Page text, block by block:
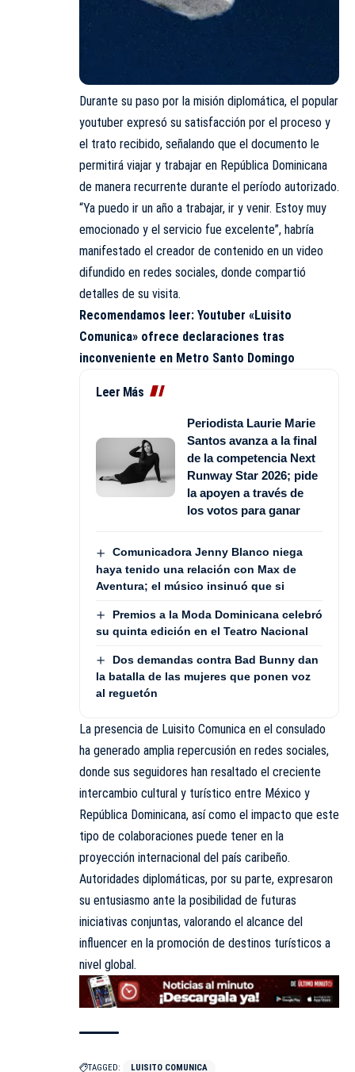
Durante su paso por la misión diplomática, el popular
youtuber expresó su satisfacción por el proceso y
el trato recibido, señalando que el documento le
permitirá viajar y trabajar en República Dominicana
de manera recurrente durante el período autorizado.
“Ya puedo ir un año a trabajar, ir y venir. Estoy muy
emocionado y el servicio fue excelente”, habría
manifestado el creador de contenido en un video
difundido en redes sociales, donde compartió
detalles de su visita.
Recomendamos leer: Youtuber «Luisito
Comunica» ofrece declaraciones tras
inconveniente en Metro Santo Domingo
Leer Más
Periodista Laurie Marie
Santos avanza a la final
de la competencia Next
Runway Star 2026; pide
la apoyen a través de
los votos para ganar
Comunicadora Jenny Blanco niega
haya tenido una relación con Max de
Aventura; el músico insinuó que si
Premios a la Moda Dominicana celebró
su quinta edición en el Teatro Nacional
Dos demandas contra Bad Bunny dan
la batalla de las mujeres que ponen voz
al reguetón
La presencia de Luisito Comunica en el consulado
ha generado amplia repercusión en redes sociales,
donde sus seguidores han resaltado el creciente
intercambio cultural y turístico entre México y
República Dominicana, así como el impacto que este
tipo de colaboraciones puede tener en la
proyección internacional del país caribeño.
Autoridades diplomáticas, por su parte, expresaron
su entusiasmo ante la posibilidad de futuras
iniciativas conjuntas, valorando el alcance del
influencer en la promoción de destinos turísticos a
nivel global.
TAGGED: LUISITO COMUNICA